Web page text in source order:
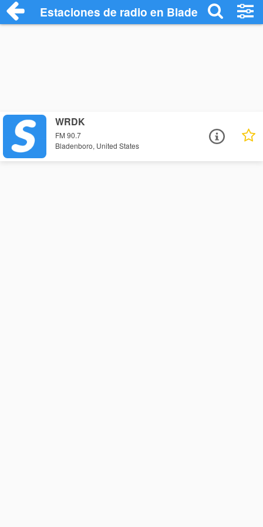
Estaciones de radio en Bladenboro -
WRDK
FM 90.7
Bladenboro, United States